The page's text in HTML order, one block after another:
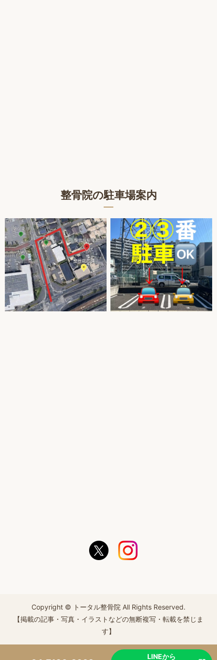
整骨院の駐車場案内
Copyright © トータル整骨院 All Rights Reserved.
【掲載の記事・写真・イラストなどの無断複写・転載を禁じま
す】
LINEから